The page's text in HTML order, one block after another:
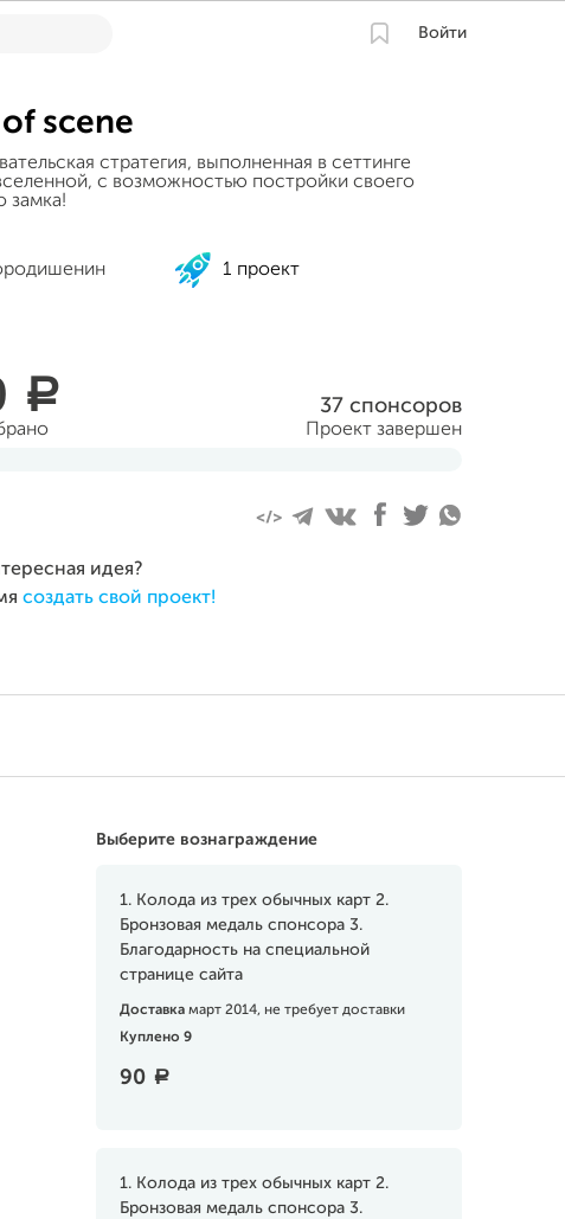
Войти
scene
стратегия, выполненная в сеттинге
с возможностью постройки своего
замка!
1 проект
a 37 спонсоров
Проект завершен
идея?
создать свой проект!
Выберите вознаграждение
1. Колода из трех обычных карт 2.
Бронзовая медаль спонсора 3.
Благодарность на специальной
странице сайта
Доставка март 2014, не требует доставки
Куплено 9
90 a
1. Колода из трех обычных карт 2.
Бронзовая медаль спонсора 3.